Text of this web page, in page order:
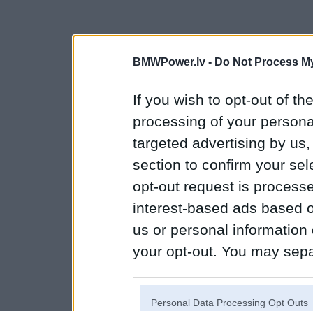
BMWPower.lv - Do Not Process
If you wish to opt-out of
processing of your
targeted advertising by
section to confirm your
opt-out request is
interest-based ads based
us or personal
your opt-out. You may
Personal Data Processing Opt Outs